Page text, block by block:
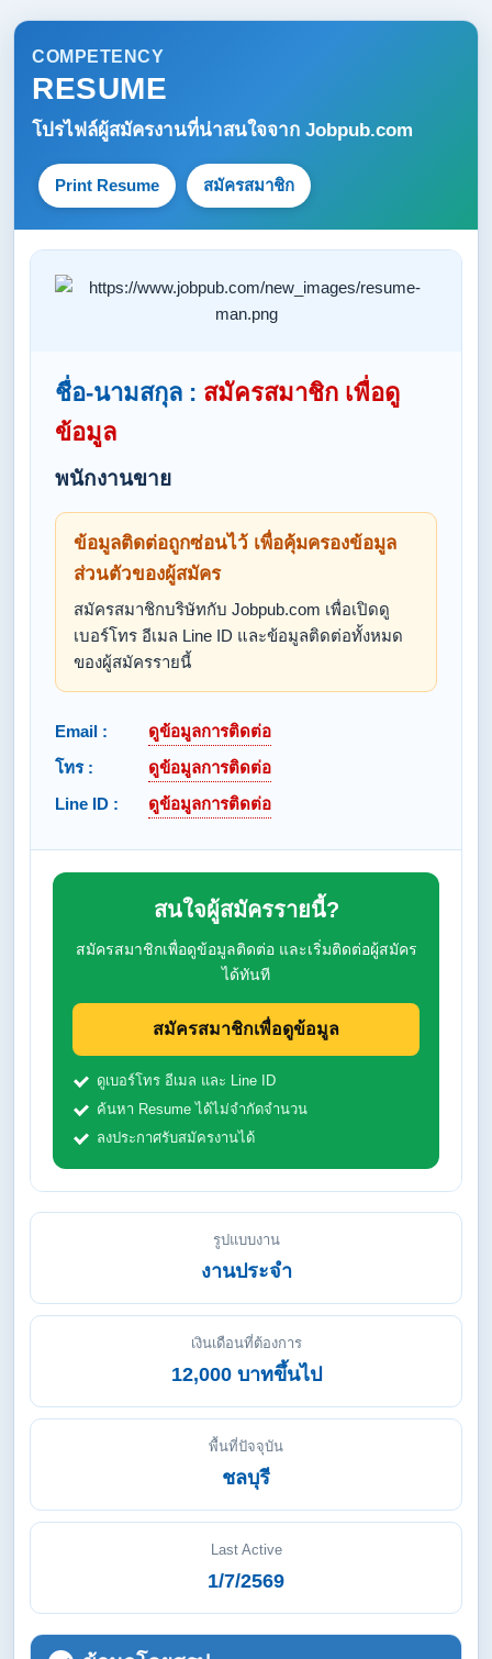
COMPETENCY
RESUME
โปรไฟล์ผู้สมัครงานที่น่าสนใจจาก Jobpub.com
Print Resume สมัครสมาชิก
ชื่อ-นามสกุล : สมัครสมาชิก เพื่อดู
ข้อมูล
พนักงานขาย
ข้อมูลติดต่อถูกซ่อนไว้ เพื่อคุ้มครองข้อมูล
ส่วนตัวของผู้สมัคร
สมัครสมาชิกบริษัทกับ Jobpub.com เพื่อเปิดดู
เบอร์โทร อีเมล Line ID และข้อมูลติดต่อทั้งหมด
ของผู้สมัครรายนี้
Email :
ดูข้อมูลการติดต่อ
โทร :
ดูข้อมูลการติดต่อ
Line ID :
ดูข้อมูลการติดต่อ
สนใจผู้สมัครรายนี้?
สมัครสมาชิกเพื่อดูข้อมูลติดต่อ และเริ่มติดต่อผู้สมัคร
ได้ทันที
สมัครสมาชิกเพื่อดูข้อมูล
ดูเบอร์โทร อีเมล และ Line ID
ค้นหา Resume ได้ไม่จำกัดจำนวน
ลงประกาศรับสมัครงานได้
รูปแบบงาน
งานประจำ
เงินเดือนที่ต้องการ
12,000 บาทขึ้นไป
พื้นที่ปัจจุบัน
ชลบุรี
Last Active
1/7/2569